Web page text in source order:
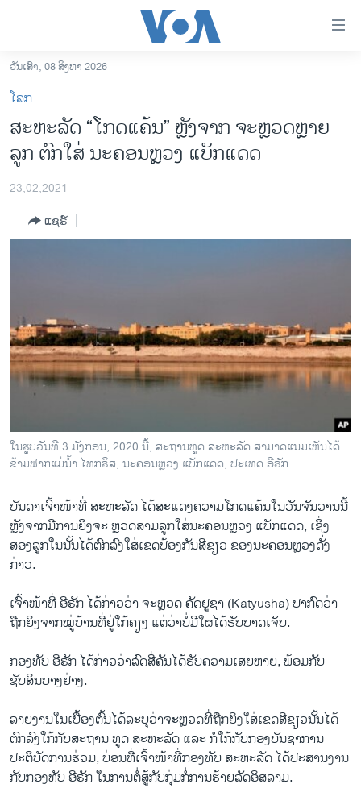
ເຂົ້າ
ຫາ
ຂ້າມ
ຂ້າມ
ຫາ
ອາເມຣິກາ
ການເລືອກຕັ້ງ ປະທານາທີບໍດີ ສະຫະລັດ 2024
ຂ່າວ​ຈີນ
ໂລກ
ຊີວິດຊາວລາວ
ຊຸມຊົນຊາວລາວ
ວິທະຍາສາດ-ເທັກໂນໂລຈີ
ພາສາອັງກິດ
ວີດີໂອ
ລາຍການກະຈາຍສຽງ
ລາຍງານ
ຕິດຕາມພວກເຮົາ ທີ່
ພາສາຕ່າງໆ
ວັນເສົາ, 08 ສິງຫາ 2026
ໂລກ
ສະຫະລັດ “ໂກດແຄ້ນ” ຫຼັງຈາກ ຈະຫຼວດຫຼາຍ
ລູກ ຕົກໃສ່ ນະຄອນຫຼວງ ແບັກແດດ
23,02,2021
ແຊຣ໌
ໃນຮູບວັນທີ 3 ມັງກອນ, 2020 ນີ້, ສະຖານທູດ ສະຫະລັດ ສາມາດແນມເຫັນໄດ້
ຂ້າມຟາກແມ່ນໍ້າ ໄທກຣິສ, ນະຄອນຫຼວງ ແບັກແດດ, ປະເທດ ອີຣັກ.
ບັນດາເຈົ້າໜ້າທີ່ ສະຫະລັດ ໄດ້ສະແດງຄວາມໂກດແຄ້ນໃນວັນຈັນວານນີ້
ຫຼັງຈາກມີການຍິງຈະ ຫຼວດສາມລູກໃສ່ນະຄອນຫຼວງ ແບັກແດດ, ເຊິ່ງ
ສອງລູກໃນນັ້ນໄດ້ຕົກລົງໃສ່ເຂດປ້ອງກັນສີຂຽວ ຂອງນະຄອນຫຼວງດັ່ງ
ກ່າວ.
ເຈົ້າໜ້າທີ່ ອີຣັກ ໄດ້ກ່າວວ່າ ຈະຫຼວດ ຄັດຢູຊາ (Katyusha) ປາກົດວ່າ
ຖືກຍິງຈາກໝູ່ບ້ານທີ່ຢູ່ໃກ້ຄຽງ ແຕ່ວ່າບໍ່ມີໃຜໄດ້ຮັບບາດເຈັບ.
ກອງທັບ ອີຣັກ ໄດ້ກ່າວວ່າລົດສີ່ຄັນໄດ້ຮັບຄວາມເສຍຫາຍ, ພ້ອມກັບ
ຊັບສິນບາງຢ່າງ.
ລາຍງານໃນເບື້ອງຕົ້ນໄດ້ລະບຸວ່າຈະຫຼວດທີ່ຖືກຍິງໃສ່ເຂດສີຂຽວນັ້ນໄດ້
ຕົກລົງໃກ້ກັບສະຖານ ທູດ ສະຫະລັດ ແລະ ກໍໃກ້ກັບກອງບັນຊາການ
ປະຕິບັດການຮ່ວມ, ບ່ອນທີ່ເຈົ້າໜ້າທີ່ກອງທັບ ສະຫະລັດ ໄດ້ປະສານງານ
ກັບກອງທັບ ອີຣັກ ໃນການຕໍ່ສູ້ກັບກຸ່ມກໍ່ການຮ້າຍລັດອິສລາມ.